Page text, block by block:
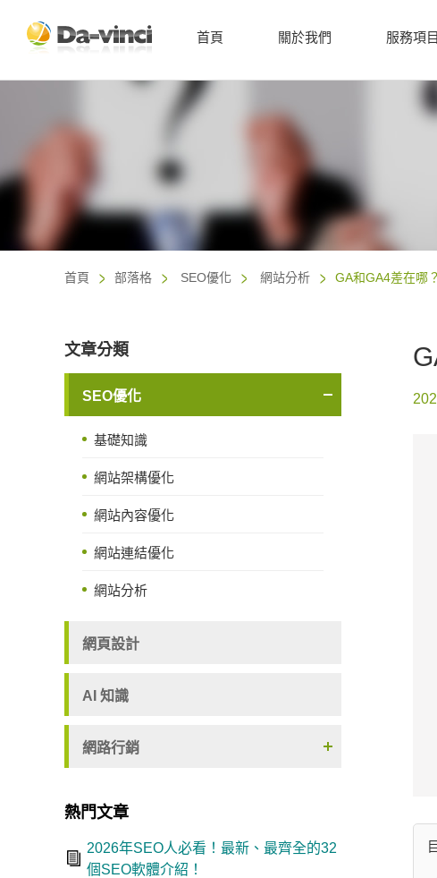
首頁 關於我們 服務項目
首頁 部落格 SEO優化 網站分析 GA和GA4差在哪
文章分類
SEO優化
基礎知識
網站架構優化
網站內容優化
網站連結優化
網站分析
網頁設計
AI 知識
網路行銷
熱門文章
2026年SEO人必看！最新、最齊全的32
個SEO軟體介紹！